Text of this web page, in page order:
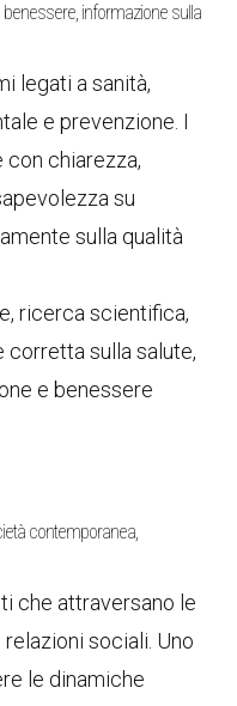
informazione sulla
legati a sanità,
e prevenzione. I
con chiarezza,
su
sulla qualità
ricerca scientifica,
corretta sulla salute,
e benessere
contemporanea,
che attraversano le
sociali. Uno
le dinamiche